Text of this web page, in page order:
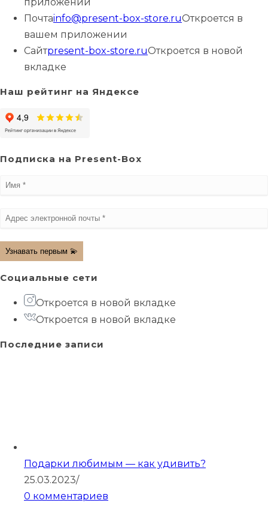
Почтаinfo@present-box-store.ruОткроется в
вашем приложении
Сайтpresent-box-store.ruОткроется в новой
вкладке
Наш рейтинг на Яндексе
Подписка на Present-Box
Социальные сети
Откроется в новой вкладке
Откроется в новой вкладке
Последние записи
Подарки любимым — как удивить?
25.03.2023/
0 комментариев